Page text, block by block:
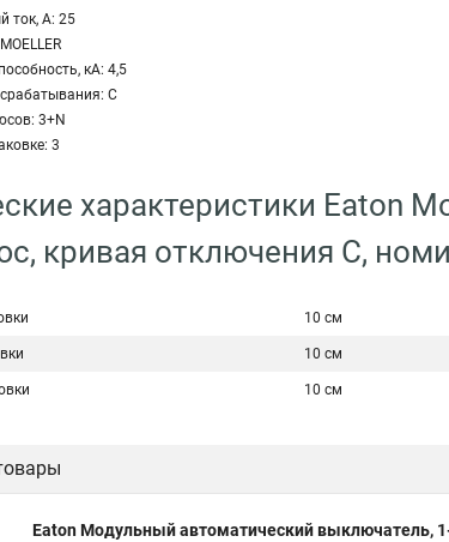
ток, А: 25
кА: 4,5
C
3+N
3
характеристики Eaton
кривая отключения C,
10 см
10 см
10 см
Eaton Модульный автоматический выключатель,